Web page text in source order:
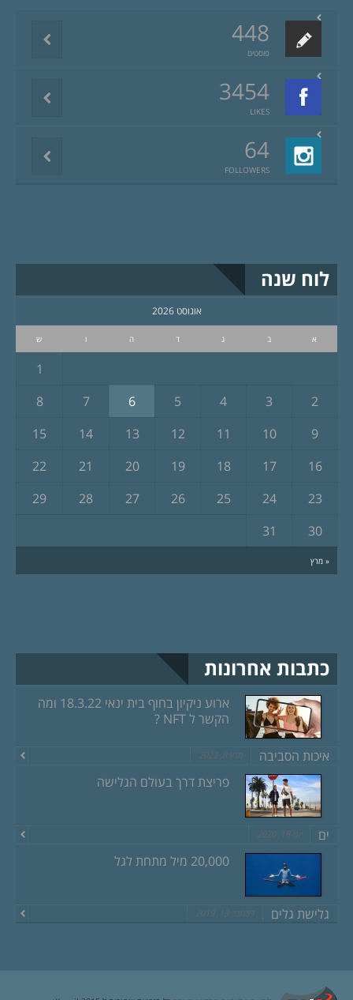
448
פוסטים
3454
LIKES
64
FOLLOWERS
לוח שנה
אוגוסט 2026
א ב ג ד ה ו ש
« מרץ
1
2
3
4
5
6
7
8
9
10
11
12
13
14
15
16
17
18
19
20
21
22
23
24
25
26
27
28
29
30
31
כתבות אחרונות
ארוע ניקיון בחוף בית ינאי 18.3.22 ומה
הקשר ל NFT ?
איכות הסביבה מרץ 8, 2022
פריצת דרך בעולם הגלישה
ים יוני 18, 2020
20,000 מיל מתחת לגל
גלישת גלים דצמבר 13, 2019